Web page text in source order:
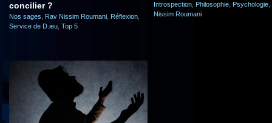
concilier ?
Nos sages Rav Nissim Roumani Réflexion
Service de D.ieu Top 5
Introspection Philosophie Psychologie
Nissim Roumani